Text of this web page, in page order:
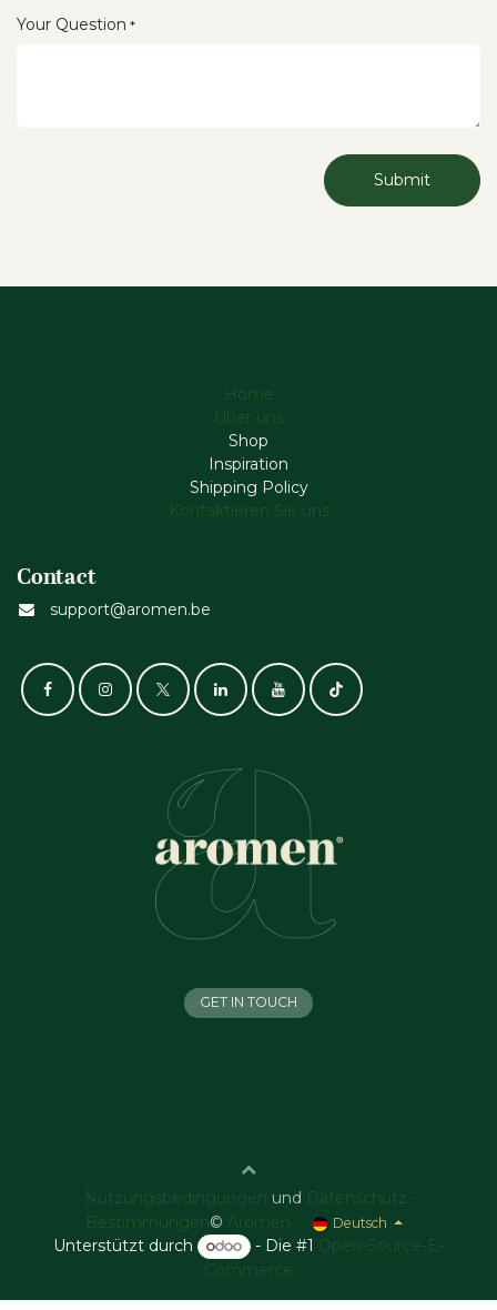
Your Question *
Submit
Home
Über uns
Shop
Inspiration
Shipping Policy
Kontaktieren Sie uns
Contact
support@aromen.be
GET IN TOUCH
Nutzungsbedingungen und
Datenschutz-
Bestimmungen © Aromen Deutsch
Unterstützt durch - Die #1 Open-Source-E-
Commerce